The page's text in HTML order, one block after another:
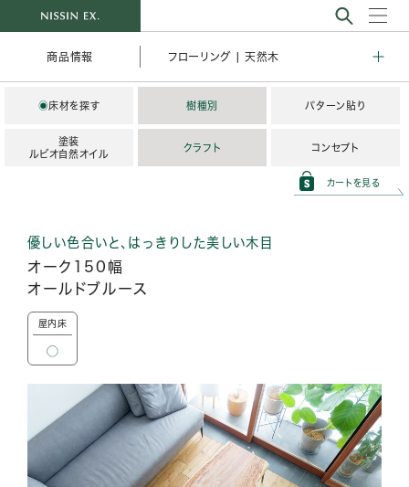
商品情報 フローリング | 天然木
◉床材を探す 樹種別 パターン貼り
塗装
ルビオ自然オイル
クラフト コンセプト
カートを見る
優しい色合いと、はっきりした美しい木目
オーク150幅
オールドブルース
屋内床